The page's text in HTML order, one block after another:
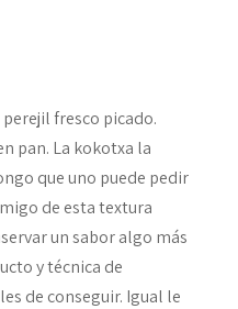
fresco picado.
pan. La kokotxa la
que uno puede pedir
de esta textura
un sabor algo más
y técnica de
de conseguir. Igual le